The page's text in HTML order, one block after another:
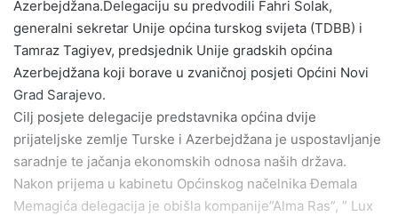
m
a
i
l
Azerbejdžana.Delegaciju su predvodili Fahri Solak,
generalni sekretar Unije općina turskog svijeta (TDBB) i
Tamraz Tagiyev, predsjednik Unije gradskih općina
Azerbejdžana koji borave u zvaničnoj posjeti Općini Novi
Grad Sarajevo.
Cilj posjete delegacije predstavnika općina dvije
prijateljske zemlje Turske i Azerbejdžana je uspostavljanje
saradnje te jačanja ekonomskih odnosa naših država.
Nakon prijema u kabinetu Općinskog načelnika Đemala
Memagića delegacija je obišla kompanije”Alma Ras”, ” Lux